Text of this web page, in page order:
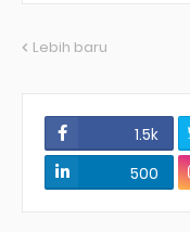
Lebih baru
1.5k
500